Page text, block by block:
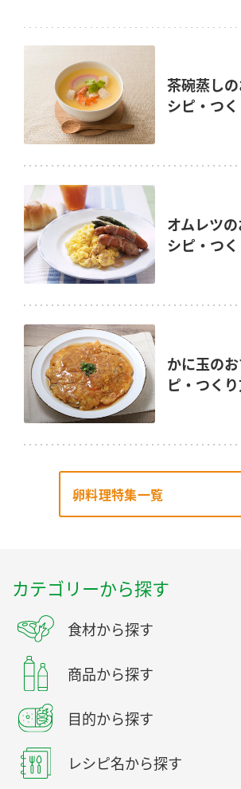
ぽん酢サワー
鍋奉行マニュアル
ミツカンのCM
ロングセラー商品 ＋ おすすめレシピ
人気商品 ＋ おすすめレシピ
おいしさと健康への取り組み
キッザニア東京「ぽん酢工房
地図から取り扱い店舗を探す
ミツカン公式通販
業務用サイト ミツカングループについて
茶碗蒸し
シピ・つ
オムレツ
シピ・つ
かに玉の
ピ・つく
卵料理特集一覧
カテゴリーから探す
食材から探す
商品から探す
目的から探す
レシピ名から探す